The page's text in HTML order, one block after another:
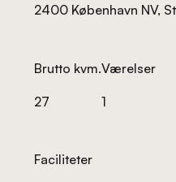
2400 København NV,
Brutto kvm.
27
Værelser
1
Faciliteter